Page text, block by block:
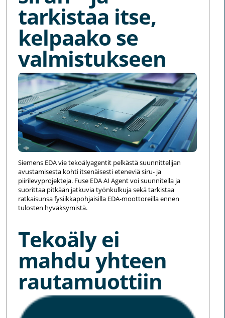
tarkistaa itse,
kelpaako se
valmistukseen
Siemens EDA vie tekoälyagentit pelkästä suunnittelijan
avustamisesta kohti itsenäisesti eteneviä siru- ja
piirilevyprojekteja. Fuse EDA AI Agent voi suunnitella ja
suorittaa pitkään jatkuvia työnkulkuja sekä tarkistaa
ratkaisunsa fysiikkapohjaisilla EDA-moottoreilla ennen
tulosten hyväksymistä.
Tekoäly ei
mahdu yhteen
rautamuottiin